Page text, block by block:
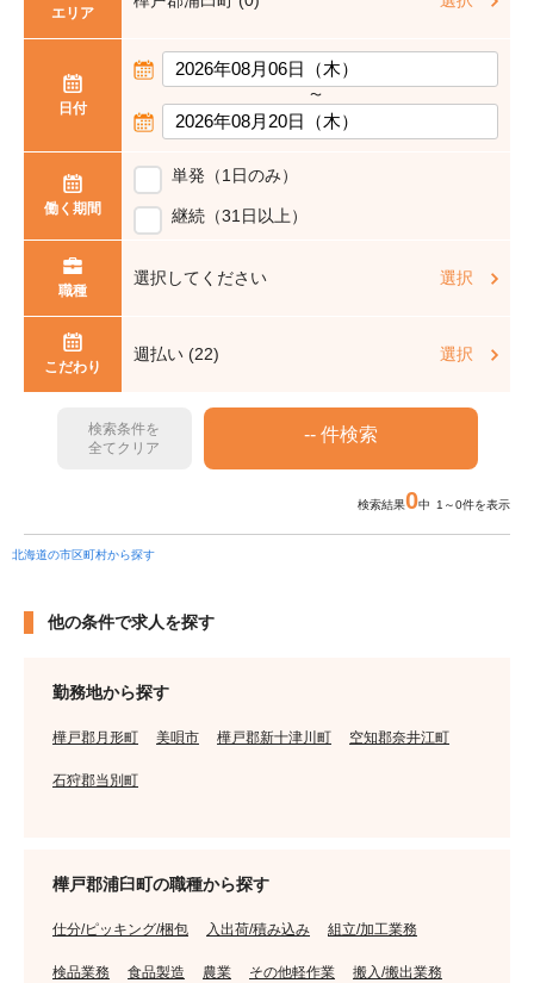
エリア
日付
〜
働く期間
単発（1日のみ）
継続（31日以上）
職種
選択してください 選択
こだわり
週払い (22) 選択
検索条件を
全てクリア
検索結果0中 1～0件を表示
北海道の市区町村から探す
他の条件で求人を探す
勤務地から探す
樺戸郡月形町 美唄市 樺戸郡新十津川町 空知郡奈井江町
石狩郡当別町
樺戸郡浦臼町の職種から探す
仕分/ピッキング/梱包 入出荷/積み込み 組立/加工業務
検品業務 食品製造 農業 その他軽作業 搬入/搬出業務